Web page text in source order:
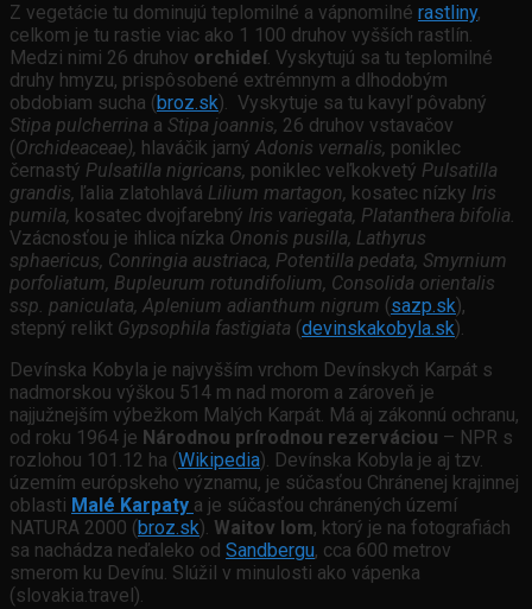
Z vegetácie tu dominujú teplomilné a vápnomilné rastliny,
celkom je tu rastie viac ako 1 100 druhov vyšších rastlín.
Medzi nimi 26 druhov orchideí. Vyskytujú sa tu teplomilné
druhy hmyzu, prispôsobené extrémnym a dlhodobým
obdobiam sucha (broz.sk). Vyskytuje sa tu kavyľ pôvabný
Stipa pulcherrina a Stipa joannis, 26 druhov vstavačov
(Orchideaceae), hlaváčik jarný Adonis vernalis, poniklec
černastý Pulsatilla nigricans, poniklec veľkokvetý Pulsatilla
grandis, ľalia zlatohlavá Lilium martagon, kosatec nízky Iris
pumila, kosatec dvojfarebný Iris variegata, Platanthera bifolia.
Vzácnosťou je ihlica nízka Ononis pusilla, Lathyrus
sphaericus, Conringia austriaca, Potentilla pedata, Smyrnium
porfoliatum, Bupleurum rotundifolium, Consolida orientalis
ssp. paniculata, Aplenium adianthum nigrum (sazp.sk),
stepný relikt Gypsophila fastigiata (devinskakobyla.sk).
Devínska Kobyla je najvyšším vrchom Devínskych Karpát s
nadmorskou výškou 514 m nad morom a zároveň je
najjužnejším výbežkom Malých Karpát. Má aj zákonnú ochranu,
od roku 1964 je Národnou prírodnou rezerváciou – NPR s
rozlohou 101.12 ha (Wikipedia). Devínska Kobyla je aj tzv.
územím európskeho významu, je súčasťou Chránenej krajinnej
oblasti Malé Karpaty a je súčasťou chránených území
NATURA 2000 (broz.sk). Waitov lom, ktorý je na fotografiách
sa nachádza neďaleko od Sandbergu, cca 600 metrov
smerom ku Devínu. Slúžil v minulosti ako vápenka
(slovakia.travel).